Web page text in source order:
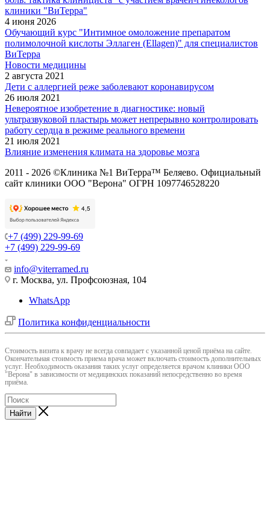
клиники "ВиТерра"
4 июня 2026
Обучающий курс "Интимное омоложение препаратом
полимолочной кислоты Эллаген (Ellagen)" для специалистов
ВиТерра
Новости медицины
2 августа 2021
Дети с аллергией реже заболевают коронавирусом
26 июля 2021
Невероятное изобретение в диагностике: новый
ультразвуковой пластырь может непрерывно контролировать
работу сердца в режиме реального времени
21 июля 2021
Влияние изменения климата на здоровье мозга
2011 - 2026 ©Клиника №1 ВиТерра™ Беляево. Официальный
сайт клиники ООО "Верона" ОГРН 1097746528220
+7 (499) 229-99-69
+7 (499) 229-99-69
info@viterramed.ru
г. Москва, ул. Профсоюзная, 104
WhatsApp
Политика конфиденциальности
Cтоимость визита к врачу не всегда совпадает с указанной ценой приёма на сайте.
Окончательная стоимость приема врача может включать стоимость дополнительных
услуг. Необходимость оказания таких услуг определяется врачом клиники ООО
"Верона" в зависимости от медицинских показаний непосредственно во время
приёма.
Найти